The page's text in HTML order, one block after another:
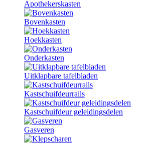
Apothekerskasten
Bovenkasten
Hoekkasten
Onderkasten
Uitklapbare tafelbladen
Kastschuifdeurrails
Kastschuifdeur geleidingsdelen
Gasveren